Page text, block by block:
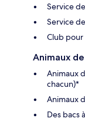
Service
Service
Club
Animaux
Animaux
chacun)*
Animaux
Des bacs